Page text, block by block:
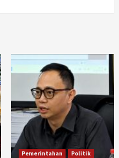
Pemerintahan Politik